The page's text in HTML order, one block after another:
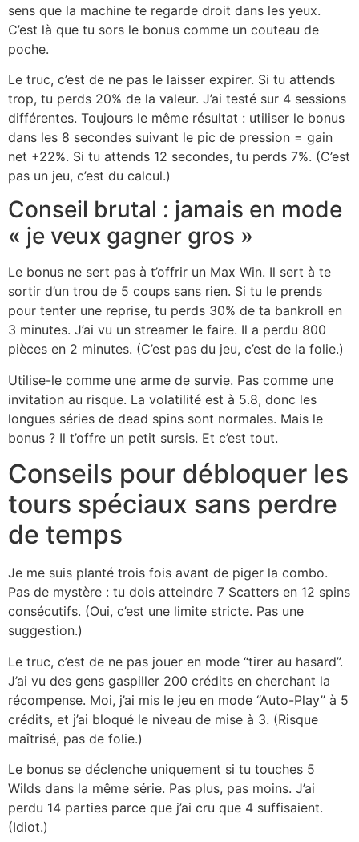
sens que la machine te regarde droit dans les yeux.
C’est là que tu sors le bonus comme un couteau de
poche.
Le truc, c’est de ne pas le laisser expirer. Si tu attends
trop, tu perds 20% de la valeur. J’ai testé sur 4 sessions
différentes. Toujours le même résultat : utiliser le bonus
dans les 8 secondes suivant le pic de pression = gain
net +22%. Si tu attends 12 secondes, tu perds 7%. (C’est
pas un jeu, c’est du calcul.)
Conseil brutal : jamais en mode
« je veux gagner gros »
Le bonus ne sert pas à t’offrir un Max Win. Il sert à te
sortir d’un trou de 5 coups sans rien. Si tu le prends
pour tenter une reprise, tu perds 30% de ta bankroll en
3 minutes. J’ai vu un streamer le faire. Il a perdu 800
pièces en 2 minutes. (C’est pas du jeu, c’est de la folie.)
Utilise-le comme une arme de survie. Pas comme une
invitation au risque. La volatilité est à 5.8, donc les
longues séries de dead spins sont normales. Mais le
bonus ? Il t’offre un petit sursis. Et c’est tout.
Conseils pour débloquer les
tours spéciaux sans perdre
de temps
Je me suis planté trois fois avant de piger la combo.
Pas de mystère : tu dois atteindre 7 Scatters en 12 spins
consécutifs. (Oui, c’est une limite stricte. Pas une
suggestion.)
Le truc, c’est de ne pas jouer en mode “tirer au hasard”.
J’ai vu des gens gaspiller 200 crédits en cherchant la
récompense. Moi, j’ai mis le jeu en mode “Auto-Play” à 5
crédits, et j’ai bloqué le niveau de mise à 3. (Risque
maîtrisé, pas de folie.)
Le bonus se déclenche uniquement si tu touches 5
Wilds dans la même série. Pas plus, pas moins. J’ai
perdu 14 parties parce que j’ai cru que 4 suffisaient.
(Idiot.)